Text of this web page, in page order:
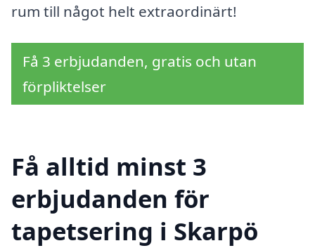
rum till något helt extraordinärt!
Få 3 erbjudanden, gratis och utan
förpliktelser
Få alltid minst 3
erbjudanden för
tapetsering i Skarpö